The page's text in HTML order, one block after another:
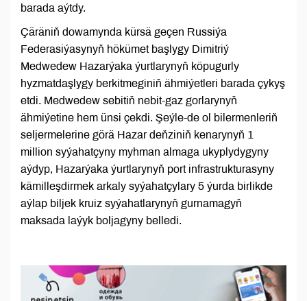
barada aýtdy.
Çäräniň dowamynda kürsä geçen Russiýa
Federasiýasynyň hökümet başlygy Dimitriý
Medwedew Hazarýaka ýurtlarynyň köpugurly
hyzmatdaşlygy berkitmeginiň ähmiýetleri barada çykyş
etdi. Medwedew sebitiň nebit-gaz gorlarynyň
ähmiýetine hem ünsi çekdi. Şeýle-de ol bilermenleriň
seljermelerine görä Hazar deňziniň kenarynyň 1
million syýahatçyny myhman almaga ukyplydygyny
aýdyp, Hazarýaka ýurtlarynyň port infrastrukturasyny
kämilleşdirmek arkaly syýahatçylary 5 ýurda birlikde
aýlap biljek kruiz syýahatlarynyň gurnamagyň
maksada laýyk boljagyny belledi.